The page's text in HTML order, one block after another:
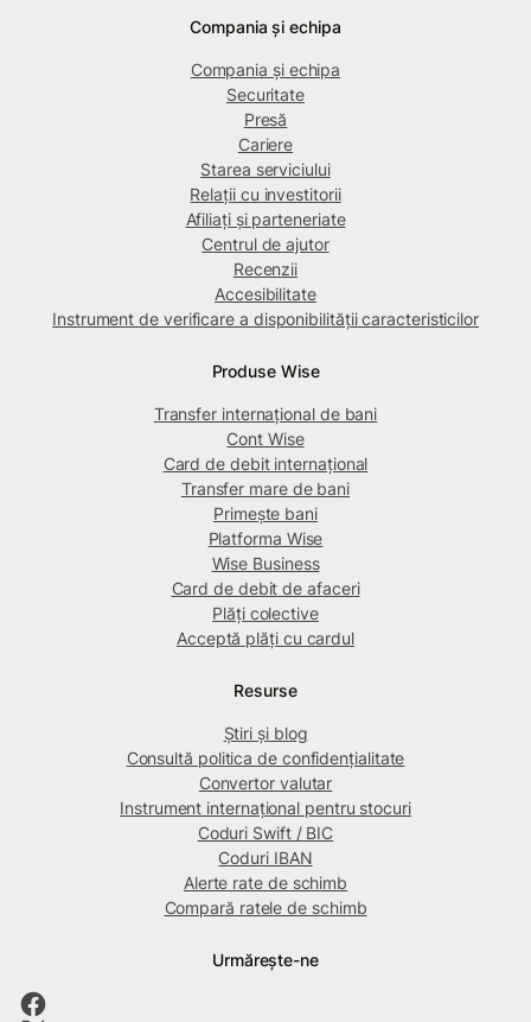
Compania și echipa
Compania și echipa
Securitate
Presă
Cariere
Starea serviciului
Relații cu investitorii
Afiliați și parteneriate
Centrul de ajutor
Recenzii
Accesibilitate
Instrument de verificare a disponibilității caracteristicilor
Produse Wise
Transfer internațional de bani
Cont Wise
Card de debit internațional
Transfer mare de bani
Primește bani
Platforma Wise
Wise Business
Card de debit de afaceri
Plăți colective
Acceptă plăți cu cardul
Resurse
Știri și blog
Consultă politica de confidențialitate
Convertor valutar
Instrument internațional pentru stocuri
Coduri Swift / BIC
Coduri IBAN
Alerte rate de schimb
Compară ratele de schimb
Urmărește-ne